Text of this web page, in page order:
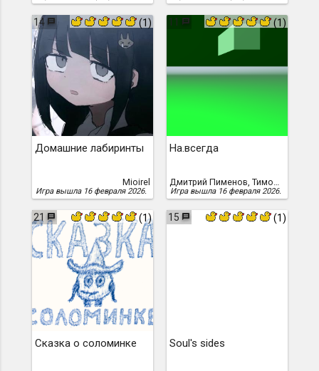
14 (1)
Домашние лабиринты
Mioirel
Игра вышла 16 февраля 2026.
11 (1)
На.всегда
Дмитрий Пименов, Тимофей Усиков
Игра вышла 16 февраля 2026.
21 (1)
Сказка о соломинке
15 (1)
Soul's sides